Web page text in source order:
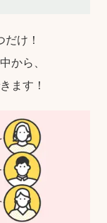
け！
から、
ます！